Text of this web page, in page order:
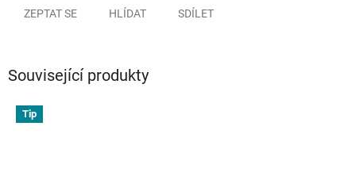
ZEPTAT SE HLÍDAT SDÍLET
Související produkty
Tip